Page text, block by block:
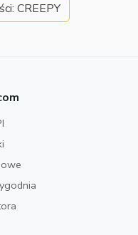
CREEPY